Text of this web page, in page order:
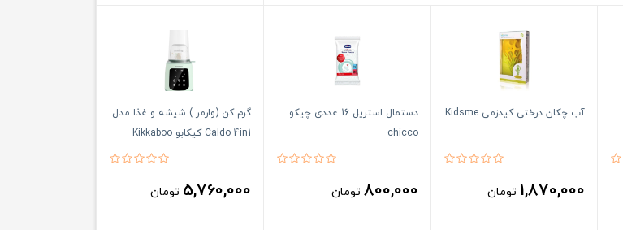
آب چکان درختی کیدزمی Kidsme
1,870,000 تومان
دستمال استریل 16 عددی چیکو
chicco
800,000 تومان
گرم کن (وارمر ) شیشه و غذا مدل
Caldo 4in1 کیکابو Kikkaboo
5,760,000 تومان